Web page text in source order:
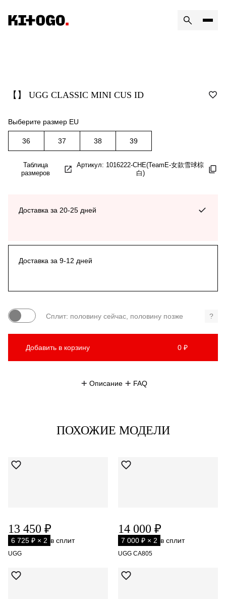
【】 UGG CLASSIC MINI CUS ID
Выберите размер EU
36 37 38 39
Таблица
размеров
Артикул: 1016222-CHE(TeamE-女款雪球棕
白)
Доставка за 20-25 дней
Доставка за 9-12 дней
Сплит: половину сейчас, половину позже ?
Добавить в корзину 0 ₽
Описание FAQ
ПОХОЖИЕ МОДЕЛИ
13 450 ₽
6 725 ₽ × 2 в сплит
UGG
14 000 ₽
7 000 ₽ × 2 в сплит
UGG CA805